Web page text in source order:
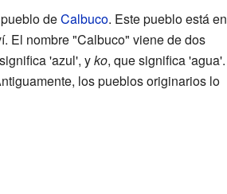
deCalbuco. Este pueblo está en
El nombre "Calbuco" viene de dos
'azul', yko, que significa 'agua'.
los pueblos originarios lo